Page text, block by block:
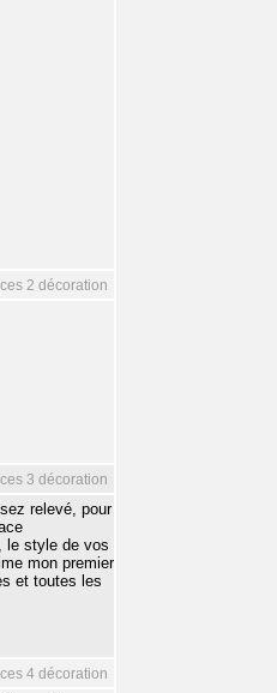
2 décoration
3 décoration
relevé, pour
le style de vos
mon premier
et toutes les
4 décoration